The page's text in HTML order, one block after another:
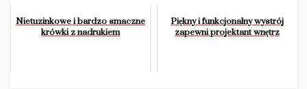
Nietuzinkowe i bardzo smaczne
krówki z nadrukiem
Piękny i funkcjonalny wystrój
zapewni projektant wnętrz